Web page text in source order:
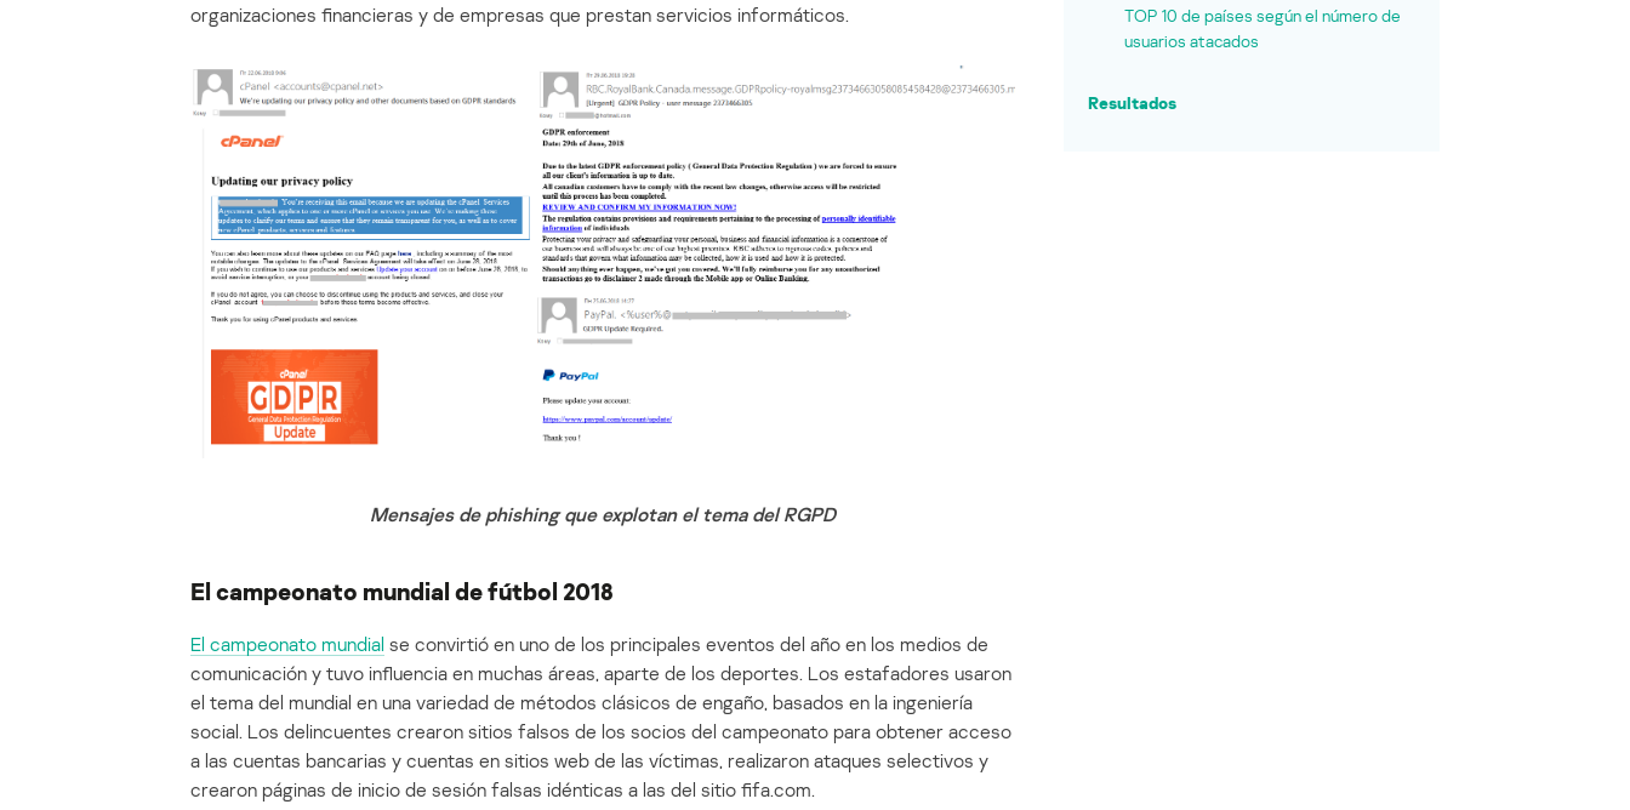
organizaciones financieras y de empresas que prestan servicios informáticos.
Mensajes de phishing que explotan el tema del RGPD
El campeonato mundial de fútbol 2018
El campeonato mundial se convirtió en uno de los principales eventos del año en los medios de
comunicación y tuvo influencia en muchas áreas, aparte de los deportes. Los estafadores usaron
el tema del mundial en una variedad de métodos clásicos de engaño, basados en la ingeniería
social. Los delincuentes crearon sitios falsos de los socios del campeonato para obtener acceso
a las cuentas bancarias y cuentas en sitios web de las víctimas, realizaron ataques selectivos y
crearon páginas de inicio de sesión falsas idénticas a las del sitio fifa.com.
TOP 10 de países según el número de
usuarios atacados
Resultados